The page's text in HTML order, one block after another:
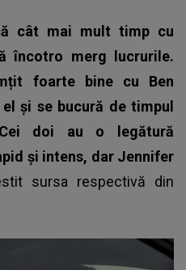
cât mai mult timp cu
încotro merg lucrurile.
foarte bine cu Ben
și se bucură de timpul
Cei doi au o legătură
și intens, dar Jennifer
sursa respectivă din